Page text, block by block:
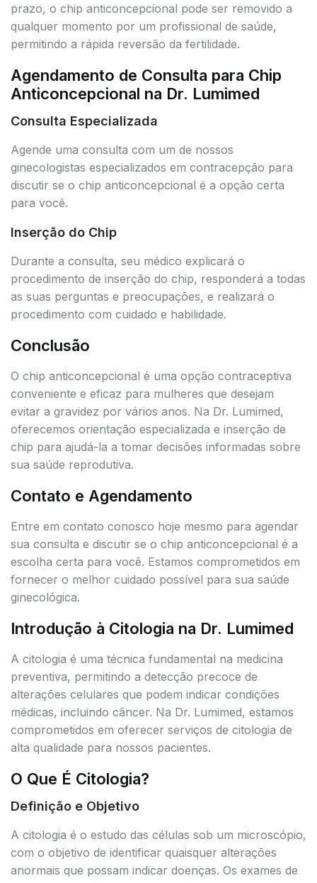
prazo, o chip anticoncepcional pode ser removido a
qualquer momento por um profissional de saúde,
permitindo a rápida reversão da fertilidade.
Agendamento de Consulta para Chip
Anticoncepcional na Dr. Lumimed
Consulta Especializada
Agende uma consulta com um de nossos
ginecologistas especializados em contracepção para
discutir se o chip anticoncepcional é a opção certa
para você.
Inserção do Chip
Durante a consulta, seu médico explicará o
procedimento de inserção do chip, responderá a todas
as suas perguntas e preocupações, e realizará o
procedimento com cuidado e habilidade.
Conclusão
O chip anticoncepcional é uma opção contraceptiva
conveniente e eficaz para mulheres que desejam
evitar a gravidez por vários anos. Na Dr. Lumimed,
oferecemos orientação especializada e inserção de
chip para ajudá-la a tomar decisões informadas sobre
sua saúde reprodutiva.
Contato e Agendamento
Entre em contato conosco hoje mesmo para agendar
sua consulta e discutir se o chip anticoncepcional é a
escolha certa para você. Estamos comprometidos em
fornecer o melhor cuidado possível para sua saúde
ginecológica.
Introdução à Citologia na Dr. Lumimed
A citologia é uma técnica fundamental na medicina
preventiva, permitindo a detecção precoce de
alterações celulares que podem indicar condições
médicas, incluindo câncer. Na Dr. Lumimed, estamos
comprometidos em oferecer serviços de citologia de
alta qualidade para nossos pacientes.
O Que É Citologia?
Definição e Objetivo
A citologia é o estudo das células sob um microscópio,
com o objetivo de identificar quaisquer alterações
anormais que possam indicar doenças. Os exames de